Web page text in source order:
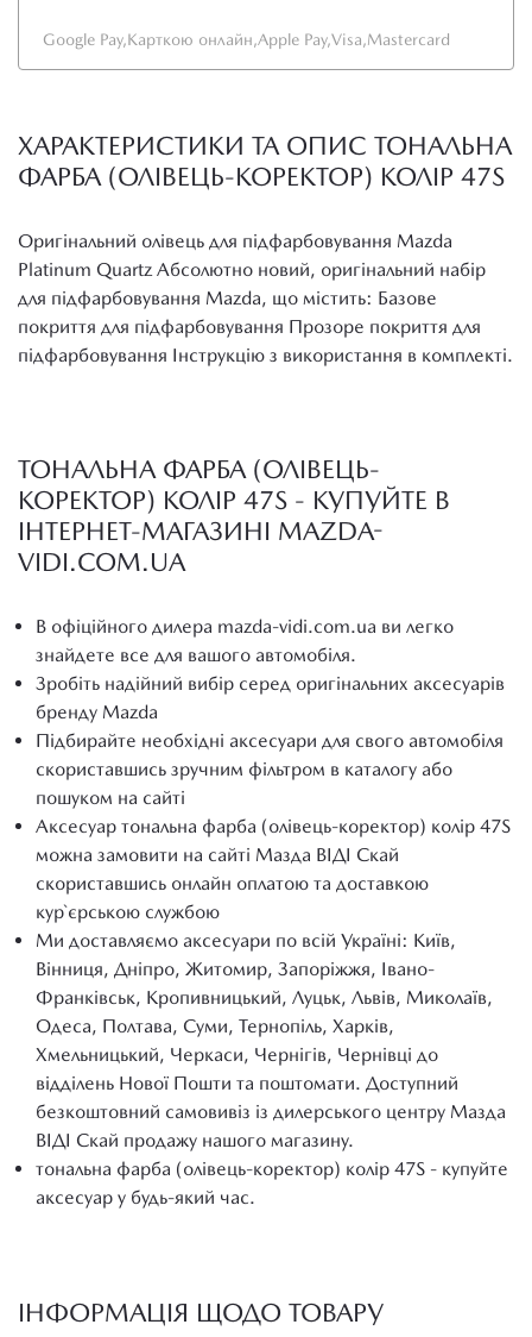
Google Pay,Карткою онлайн,Apple Pay,Visa,Mastercard
ХАРАКТЕРИСТИКИ ТА ОПИС ТОНАЛЬНА
ФАРБА (ОЛІВЕЦЬ-КОРЕКТОР) КОЛІР 47S
Оригінальний олівець для підфарбовування Mazda
Platinum Quartz Абсолютно новий, оригінальний набір
для підфарбовування Mazda, що містить: Базове
покриття для підфарбовування Прозоре покриття для
підфарбовування Інструкцію з використання в комплекті.
ТОНАЛЬНА ФАРБА (ОЛІВЕЦЬ-
КОРЕКТОР) КОЛІР 47S - КУПУЙТЕ В
ІНТЕРНЕТ-МАГАЗИНІ MAZDA-
VIDI.COM.UA
В офіційного дилера mazda-vidi.com.ua ви легко
знайдете все для вашого автомобіля.
Зробіть надійний вибір серед оригінальних аксесуарів
бренду Mazda
Підбирайте необхідні аксесуари для свого автомобіля
скориставшись зручним фільтром в каталогу або
пошуком на сайті
Аксесуар тональна фарба (олівець-коректор) колір 47S
можна замовити на сайті Мазда ВІДІ Скай
скориставшись онлайн оплатою та доставкою
кур`єрською службою
Ми доставляємо аксесуари по всій Україні: Київ,
Вінниця, Дніпро, Житомир, Запоріжжя, Івано-
Франківськ, Кропивницький, Луцьк, Львів, Миколаїв,
Одеса, Полтава, Суми, Тернопіль, Харків,
Хмельницький, Черкаси, Чернігів, Чернівці до
відділень Нової Пошти та поштомати. Доступний
безкоштовний самовивіз із дилерського центру Мазда
ВІДІ Скай продажу нашого магазину.
тональна фарба (олівець-коректор) колір 47S - купуйте
аксесуар у будь-який час.
ІНФОРМАЦІЯ ЩОДО ТОВАРУ